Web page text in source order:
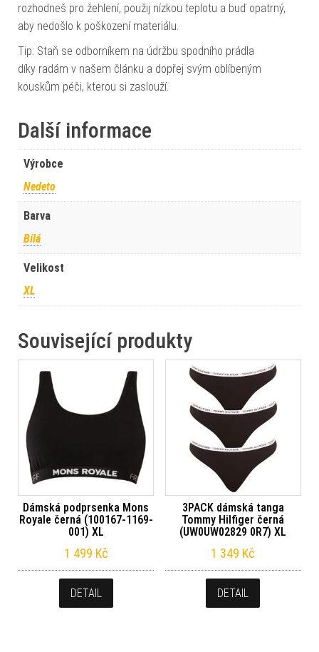
rozhodneš pro žehlení, použij nízkou teplotu a buď opatrný,
aby nedošlo k poškození materiálu.
Tip: Staň se odborníkem na údržbu spodního prádla
díky radám v našem článku a dopřej svým oblíbeným
kouskům péči, kterou si zaslouží.
Další informace
Výrobce
Nedeto
Barva
Bílá
Velikost
XL
Související produkty
Dámská podprsenka Mons
Royale černá (100167-1169-
001) XL
1 499 Kč
DETAIL
3PACK dámská tanga
Tommy Hilfiger černá
(UW0UW02829 0R7) XL
1 349 Kč
DETAIL